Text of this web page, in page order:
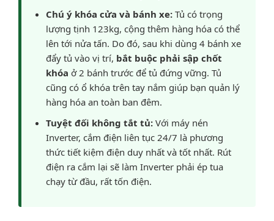
Chú ý khóa cửa và bánh xe: Tủ có trọng
lượng tịnh 123kg, cộng thêm hàng hóa có thể
lên tới nửa tấn. Do đó, sau khi dùng 4 bánh xe
đẩy tủ vào vị trí, bắt buộc phải sập chốt
khóa ở 2 bánh trước để tủ đứng vững. Tủ
cũng có ổ khóa trên tay nắm giúp bạn quản lý
hàng hóa an toàn ban đêm.
Tuyệt đối không tắt tủ: Với máy nén
Inverter, cắm điện liên tục 24/7 là phương
thức tiết kiệm điện duy nhất và tốt nhất. Rút
điện ra cắm lại sẽ làm Inverter phải ép tua
chạy từ đầu, rất tốn điện.